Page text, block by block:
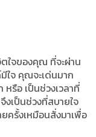
ใจของคุณ ที่จะผ่าน
ใจ คุณจะเด่นมาก
รือ เป็นช่วงเวลาที่
เป็นช่วงที่สบายใจ
ครั้งเหมือนสั่งมาเพื่อ